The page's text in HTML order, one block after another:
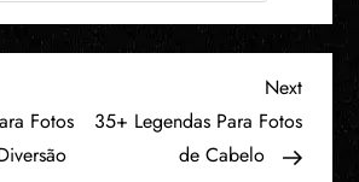
Fotos
Next
Post
Next
35+ Legendas Para Fotos
de Cabelo